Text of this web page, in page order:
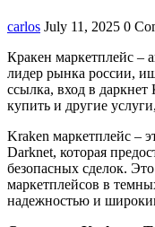
carlos July 11, 2025 0
Кракен маркетплейс –
лидер рынка россии,
ссылка, вход в
купить и другие
Kraken маркетплейс –
Darknet, которая
безопасных сделок.
маркетплейсов в
надежностью и